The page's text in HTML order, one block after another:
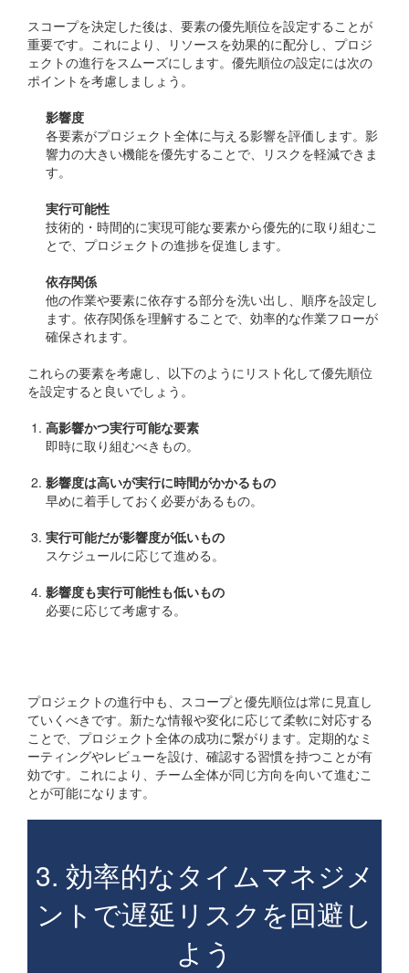
スコープを決定した後は、要素の優先順位を設定することが
重要です。これにより、リソースを効果的に配分し、プロジ
ェクトの進行をスムーズにします。優先順位の設定には次の
ポイントを考慮しましょう。
影響度
各要素がプロジェクト全体に与える影響を評価します。影
響力の大きい機能を優先することで、リスクを軽減できま
す。
実行可能性
技術的・時間的に実現可能な要素から優先的に取り組むこ
とで、プロジェクトの進捗を促進します。
依存関係
他の作業や要素に依存する部分を洗い出し、順序を設定し
ます。依存関係を理解することで、効率的な作業フローが
確保されます。
これらの要素を考慮し、以下のようにリスト化して優先順位
を設定すると良いでしょう。
高影響かつ実行可能な要素
即時に取り組むべきもの。
影響度は高いが実行に時間がかかるもの
早めに着手しておく必要があるもの。
実行可能だが影響度が低いもの
スケジュールに応じて進める。
影響度も実行可能性も低いもの
必要に応じて考慮する。
プロジェクトの進行中も、スコープと優先順位は常に見直し
ていくべきです。新たな情報や変化に応じて柔軟に対応する
ことで、プロジェクト全体の成功に繋がります。定期的なミ
ーティングやレビューを設け、確認する習慣を持つことが有
効です。これにより、チーム全体が同じ方向を向いて進むこ
とが可能になります。
3. 効率的なタイムマネジメ
ントで遅延リスクを回避し
よう